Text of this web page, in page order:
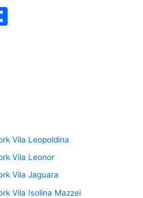
Vila Leopoldina
Vila Leonor
Vila Jaguara
Vila Isolina Mazzei